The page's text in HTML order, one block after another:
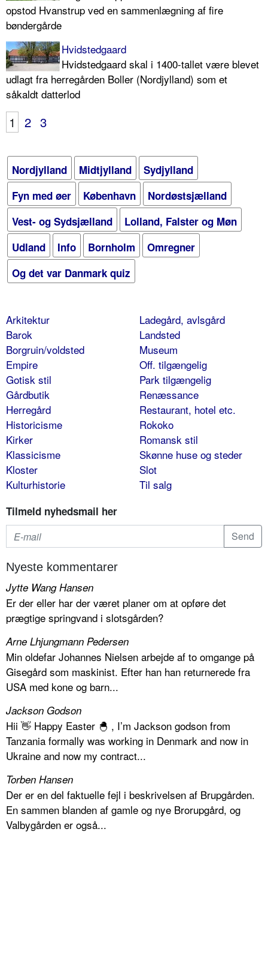
opstod Hvanstrup ved en sammenlægning af fire
bøndergårde
Hvidstedgaard
Hvidstedgaard skal i 1400-tallet være blevet
udlagt fra herregården Boller (Nordjylland) som et
såkaldt datterlod
1 2 3
Nordjylland Midtjylland
Sydjylland
Fyn med øer
København
Nordøstsjælland
Vest- og Sydsjælland
Lolland, Falster og Møn
Udland
Info Bornholm
Omregner
Og det var Danmark quiz
Arkitektur
Barok
Borgruin/voldsted
Empire
Gotisk stil
Gårdbutik
Herregård
Historicisme
Kirker
Klassicisme
Kloster
Kulturhistorie
Ladegård, avlsgård
Landsted
Museum
Off. tilgængelig
Park tilgængelig
Renæssance
Restaurant, hotel etc.
Rokoko
Romansk stil
Skønne huse og steder
Slot
Til salg
Tilmeld nyhedsmail her
Nyeste kommentarer
Jytte Wang Hansen
Er der eller har der været planer om at opføre det
prægtige springvand i slotsgården?
Arne Lhjungmann Pedersen
Min oldefar Johannes Nielsen arbejde af to omgange på
Gisegård som maskinist. Efter han han returnerede fra
USA med kone og barn...
Jackson Godson
Hii 👋 Happy Easter 🐣 , I’m Jackson godson from
Tanzania formally was working in Denmark and now in
Ukraine and now my contract...
Torben Hansen
Der er en del faktuelle fejl i beskrivelsen af Brupgården.
En sammen blanden af gamle og nye Brorupgård, og
Valbygården er også...